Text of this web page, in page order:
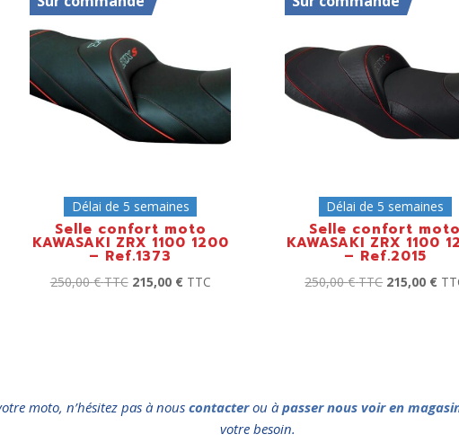
Délai de 5 semaines
Selle confort moto
KAWASAKI ZRX 1100 1200
– Ref.1373
250,00€ TTC 215,00 € TTC
Délai de 5 semaines
Selle confort
KAWASAKI ZRX 1100
– Ref.2015
250,00€ TTC 215,00 €
moto, n’hésitez pas à nous contacterou à passer nous voir en
votre besoin.